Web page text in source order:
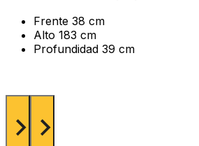
Frente 38 cm
Alto 183 cm
Profundidad 39 cm